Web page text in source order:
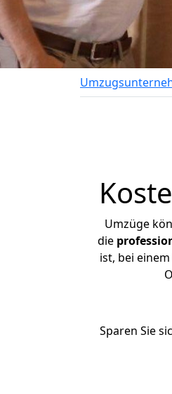
Umzüge
die
ist, bei
Sparen Sie